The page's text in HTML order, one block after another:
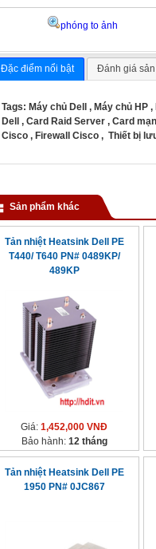
phóng to ảnh
Đặc điểm nổi bật Đánh giá
Tags: Máy chủ Dell, Máy chủ HP,
Dell, Card Raid Server, Card
Cisco, Firewall Cisco, Thiết bị
Sản phẩm khác
Tản nhiệt Heatsink Dell PE
T440/ T640 PN# 0489KP/
489KP
Giá: 1,452,000 VNĐ
Bảo hành: 12 tháng
Tản nhiệt Heatsink Dell PE
1950 PN# 0JC867